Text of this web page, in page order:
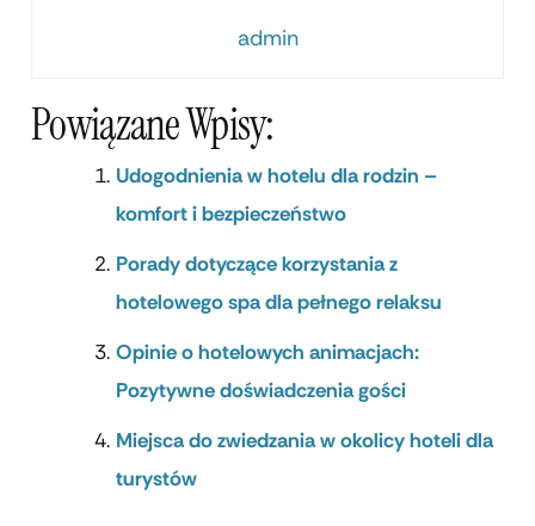
admin
Powiązane Wpisy:
Udogodnienia w hotelu dla rodzin –
komfort i bezpieczeństwo
Porady dotyczące korzystania z
hotelowego spa dla pełnego relaksu
Opinie o hotelowych animacjach:
Pozytywne doświadczenia gości
Miejsca do zwiedzania w okolicy hoteli dla
turystów